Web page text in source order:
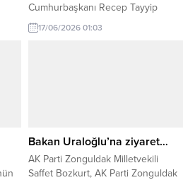
Cumhurbaşkanı Recep Tayyip
Erdoğan’ın imzasıyla yayımlanan
Kaymakamlar ve Vali Yardımcıları
17.06.2026 tarihli 2026/148 karar
numaralı Cumhurbaşkanı Kararı’nın
eki...
17/06/2026 01:03
Bakan Uraloğlu’na ziyaret…
AK Parti Zonguldak Milletvekili
Saffet Bozkurt, AK Parti Zonguldak